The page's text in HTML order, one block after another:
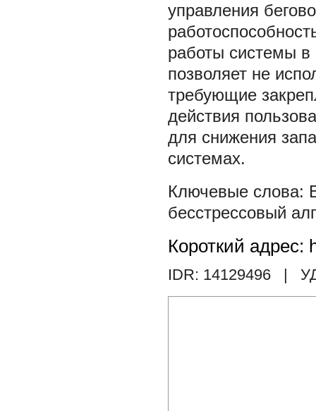
управления
работы системы в
позволяет не
требующие
действия
для снижения
системах.
бесстрессовый
Короткий адрес:
IDR: 14129496 |